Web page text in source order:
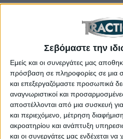
Σεβόμαστε την
Εμείς και οι συνεργάτες μας
πρόσβαση σε πληροφορίες σε μια
και επεξεργαζόμαστε προσωπικά
αναγνωριστικοί και
αποστέλλονται από μια συσκευή για
και περιεχόμενο, μέτρηση
ακροατηρίου και ανάπτυξη
και οι συνεργάτες μας ενδέχεται
με 10ετή εγγύηση
Ο κινητήρας εσωτερικής
ροπή 730 Nm και φτάνει
ελαιόψυκτοι
εμπρός άξονα αποδίδουν
αποτελούν αναπόσπαστο
quattro, υποστηρίζοντας
ροπής (torque vectoring).
ηλεκτροκινητήρας,
κεντρικά τοποθετημένο V8